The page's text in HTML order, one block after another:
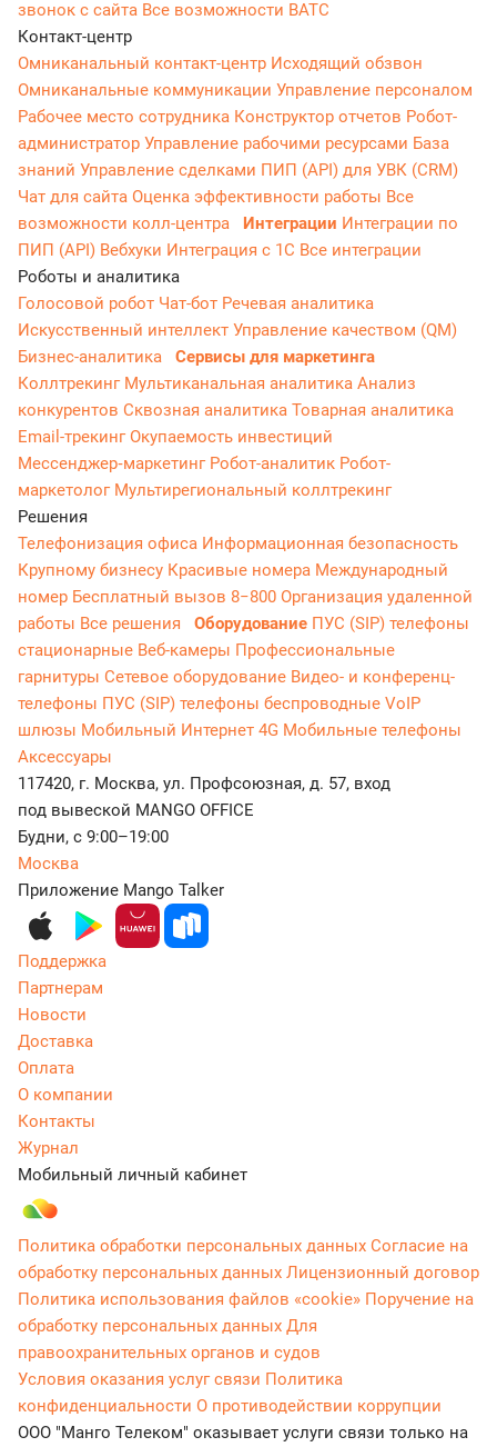
звонок с сайта Все возможности ВАТС
Контакт-центр
Омниканальный контакт-центр Исходящий обзвон
Омниканальные коммуникации Управление персоналом
Рабочее место сотрудника Конструктор отчетов Робот-
администратор Управление рабочими ресурсами База
знаний Управление сделками ПИП (API) для УВК (CRM)
Чат для сайта Оценка эффективности работы Все
возможности колл-центра
Интеграции Интеграции по
ПИП (API) Вебхуки Интеграция с 1С Все интеграции
Роботы и аналитика
Голосовой робот Чат-бот Речевая аналитика
Искусственный интеллект Управление качеством (QM)
Бизнес-аналитика
Сервисы для маркетинга
Коллтрекинг Мультиканальная аналитика Анализ
конкурентов Сквозная аналитика Товарная аналитика
Email-трекингОкупаемость инвестиций
Мессенджер‑маркетинг Робот-аналитик Робот-
маркетолог Мультирегиональный коллтрекинг
Решения
Телефонизация офиса Информационная безопасность
Крупному бизнесу Красивые номера Международный
номер Бесплатный вызов 8−800 Организация удаленной
работы Все решения Оборудование ПУС (SIP) телефоны
стационарные Веб-камеры Профессиональные
гарнитуры Сетевое оборудование Видео- и конференц-
телефоны ПУС (SIP) телефоны беспроводные VoIP
шлюзы Мобильный Интернет 4G Мобильные телефоны
Аксессуары
117420, г. Москва, ул. Профсоюзная, д. 57, вход
под вывеской MANGO OFFICE
Будни, с 9:00–19:00
Москва
Приложение Mango Talker
Поддержка
Партнерам
Новости
Доставка
Оплата
О компании
Контакты
Журнал
Мобильный личный кабинет
Политика обработки персональных данных Согласие на
обработку персональных данных Лицензионный договор
Политика использования файлов «cookie» Поручение на
обработку персональных данных Для
правоохранительных органов и судов
Условия оказания услуг связи Политика
конфиденциальности О противодействии коррупции
ООО "Манго Телеком" оказывает услуги связи только на